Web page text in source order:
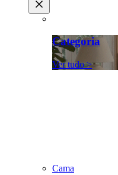
Categoria
Ver tudo >
Cama